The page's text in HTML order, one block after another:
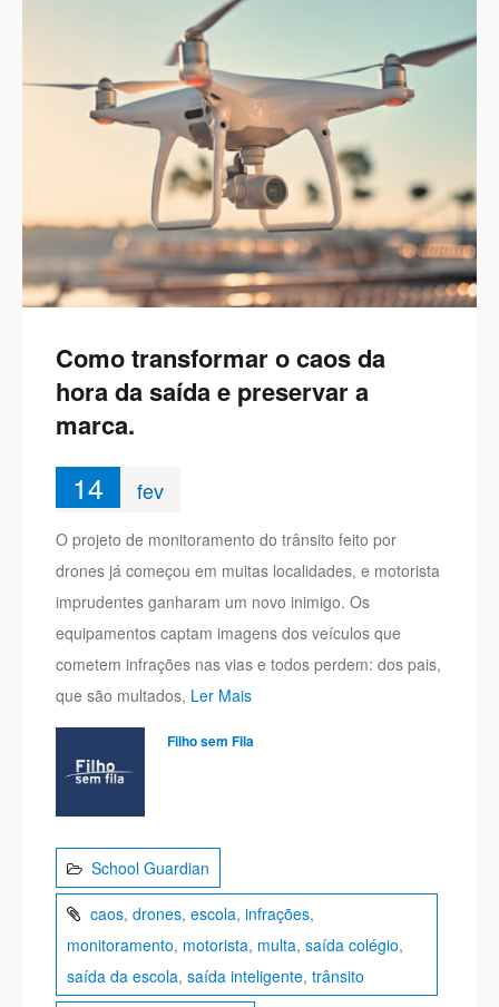
Como transformar o caos da
hora da saída e preservar a
marca.
14 fev
O projeto de monitoramento do trânsito feito por
drones já começou em muitas localidades, e motorista
imprudentes ganharam um novo inimigo. Os
equipamentos captam imagens dos veículos que
cometem infrações nas vias e todos perdem: dos pais,
que são multados, Ler Mais
Filho sem Fila
School Guardian
caos,drones,escola,infrações,
monitoramento, motorista, multa,saída colégio,
saída da escola,saída inteligente,trânsito